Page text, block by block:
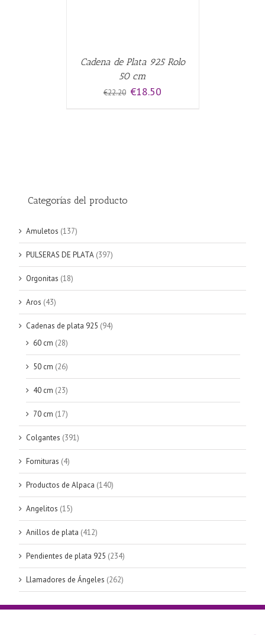
Cadena de Plata 925 Rolo
50 cm
€22.20 El
€18.50
Categorías del producto
Amuletos (137)
PULSERAS DE PLATA (397)
Orgonitas (18)
Aros (43)
Cadenas de plata 925 (94)
60 cm (28)
50 cm (26)
40 cm (23)
70 cm (17)
Colgantes (391)
Fornituras (4)
Productos de Alpaca (140)
Angelitos (15)
Anillos de plata (412)
Pendientes de plata 925 (234)
Llamadores de Ángeles (262)